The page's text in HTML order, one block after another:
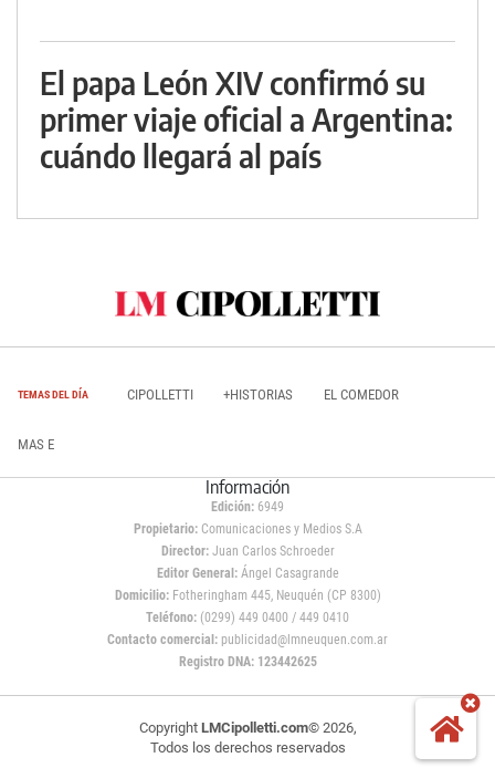
El papa León XIV confirmó su
primer viaje oficial a Argentina:
cuándo llegará al país
TEMAS DEL DÍA CIPOLLETTI +HISTORIAS EL COMEDOR
MAS E
Información
Edición: 6949
Propietario:Comunicaciones y Medios S.A
Director: Juan Carlos Schroeder
Editor General:Ángel Casagrande
Domicilio:Fotheringham 445, Neuquén (CP 8300)
Teléfono: (0299) 449 0400 / 449 0410
Contacto comercial: publicidad@lmneuquen.com.ar
Registro DNA: 123442625
Copyright LMCipolletti.com© 2026,
Todos los derechos reservados